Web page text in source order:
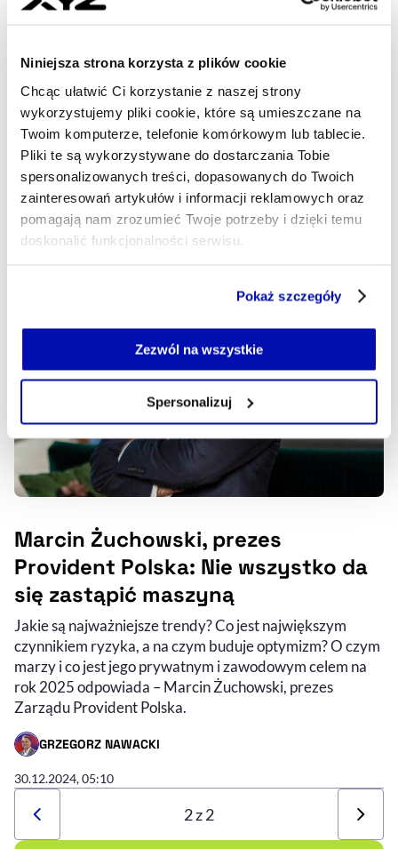
Niniejsza strona korzysta z plików cookie
Chcąc ułatwić Ci korzystanie z naszej strony
wykorzystujemy pliki cookie, które są umieszczane na
Twoim komputerze, telefonie komórkowym lub tablecie.
Pliki te są wykorzystywane do dostarczania Tobie
spersonalizowanych treści, dopasowanych do Twoich
zainteresowań artykułów i informacji reklamowych oraz
pomagają nam zrozumieć Twoje potrzeby i dzięki temu
doskonalić funkcjonalności serwisu.
Jeżeli nie wyrażasz zgody na zapisywanie plików cookie,
możesz łatwo zarządzać swoimi uprawnieniami, np. we
własnej przeglądarce internetowej lub po wybraniu opcji
naszej
Polityce Prywatności.
Pokaż szczegóły
Zezwól na wszystkie
Spersonalizuj
wrócić na najwyższy stopień podium. Tylko w tym roku
uruchomi wnioskowanie o kartę online, w marcu umożliwi
kwartale wprowadzi Apple Pay i Google Pay. Na 2026 r.
planuje wdrożenie płatności odroczonych i rozważa
ekspansję.
PIOTR SOBOLEWSKI
- AUTOR ARTYKUŁU - PROFIL
Marcin Żuchowski, prezes
Provident Polska: Nie wszystko da
się zastąpić maszyną
Jakie są najważniejsze trendy? Co jest największym
czynnikiem ryzyka, a na czym buduje optymizm? O czym
marzy i co jest jego prywatnym i zawodowym celem na
rok 2025 odpowiada – Marcin Żuchowski, prezes
Zarządu Provident Polska.
GRZEGORZ NAWACKI
- AUTOR ARTYKUŁU - PROFIL
30.12.2024, 05:10
2 z 2